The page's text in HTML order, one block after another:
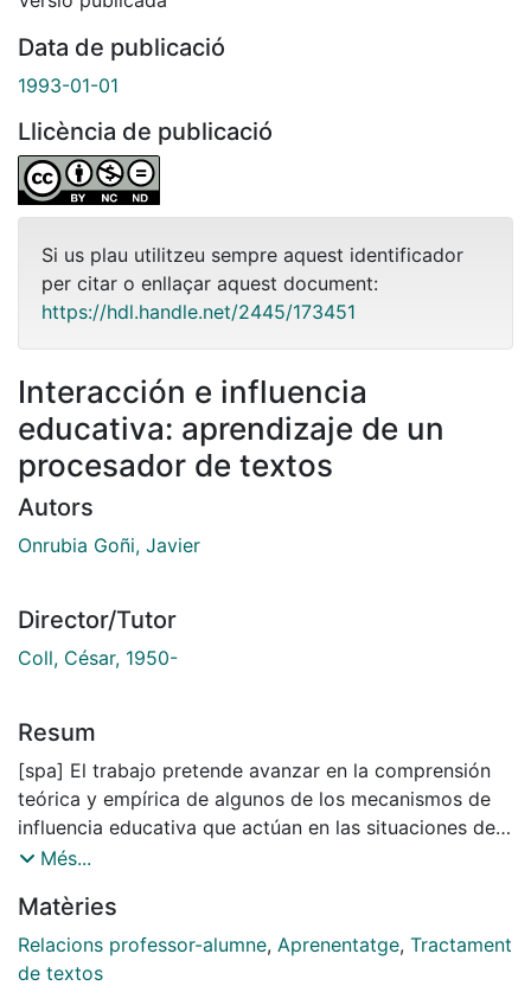
Data de publicació
1993-01-01
Llicència de publicació
Si us plau utilitzeu sempre aquest identificador
per citar o enllaçar aquest document:
https://hdl.handle.net/2445/173451
Interacción e influencia
educativa: aprendizaje de un
procesador de textos
Autors
Onrubia Goñi, Javier
Director/Tutor
Coll, César, 1950-
Resum
[spa] El trabajo pretende avanzar en la comprensión
teórica y empírica de algunos de los mecanismos de
influencia educativa que actúan en las situaciones de
aula; es decir, de algunos de los procesos psicológicos
profesores tratan de ofrecer a sus alumnos una ayuda
educativa ajustada al proceso de construcción de
conocimiento que estos realizan en tales situaciones.
Més...
Matèries
Relacions professor-alumne, Aprenentatge, Tractament
de textos